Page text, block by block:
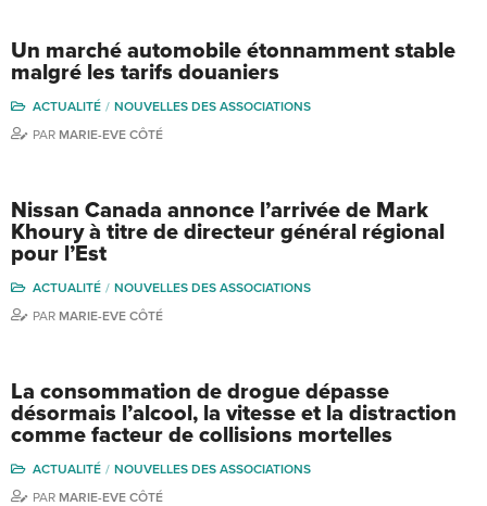
Un marché automobile étonnamment stable
malgré les tarifs douaniers
ACTUALITÉ
NOUVELLES DES ASSOCIATIONS
PAR MARIE-EVE CÔTÉ
Nissan Canada annonce l’arrivée de Mark
Khoury à titre de directeur général régional
pour l’Est
ACTUALITÉ
NOUVELLES DES ASSOCIATIONS
PAR MARIE-EVE CÔTÉ
La consommation de drogue dépasse
désormais l’alcool, la vitesse et la distraction
comme facteur de collisions mortelles
ACTUALITÉ
NOUVELLES DES ASSOCIATIONS
PAR MARIE-EVE CÔTÉ